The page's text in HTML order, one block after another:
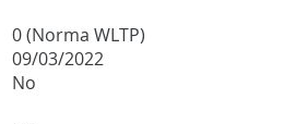
0 (Norma WLTP)
09/03/2022
No